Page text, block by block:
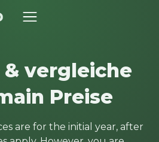
vergleiche
Preise
are for the initial year, after